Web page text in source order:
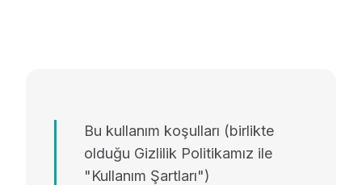
Kaynaklar
0 (850) 255 08 26
Bu kullanım koşulları (birlikte
olduğu Gizlilik Politikamız ile
"Kullanım Şartları")